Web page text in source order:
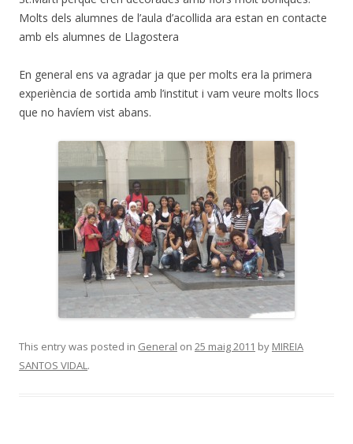
Molts dels alumnes de l’aula d’acollida ara estan en contacte
amb els alumnes de Llagostera
En general ens va agradar ja que per molts era la primera
experiència de sortida amb l’institut i vam veure molts llocs
que no havíem vist abans.
This entry was posted in General on 25 maig 2011 by MIREIA
SANTOS VIDAL.